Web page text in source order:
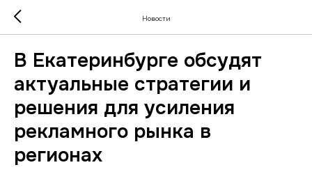
Новости
В Екатеринбурге обсудят
актуальные стратегии и
решения для усиления
рекламного рынка в
регионах